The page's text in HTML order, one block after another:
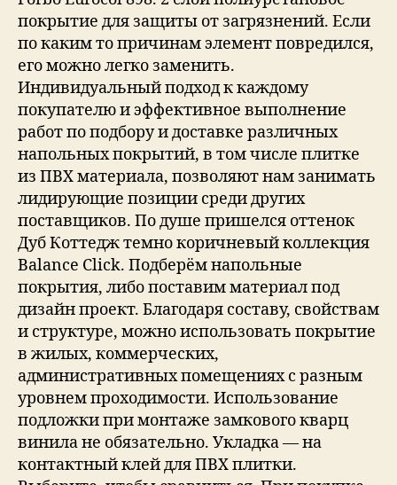
покрытие для защиты от загрязнений. Если
по каким то причинам элемент повредился,
его можно легко заменить.
Индивидуальный подход к каждому
покупателю и эффективное выполнение
работ по подбору и доставке различных
напольных покрытий, в том числе плитке
из ПВХ материала, позволяют нам занимать
лидирующие позиции среди других
поставщиков. По душе пришелся оттенок
Дуб Коттедж темно коричневый коллекция
Balance Click. Подберём напольные
покрытия, либо поставим материал под
дизайн проект. Благодаря составу, свойствам
и структуре, можно использовать покрытие
в жилых, коммерческих,
административных помещениях с разным
уровнем проходимости. Использование
подложки при монтаже замкового кварц
винила не обязательно. Укладка — на
контактный клей для ПВХ плитки.